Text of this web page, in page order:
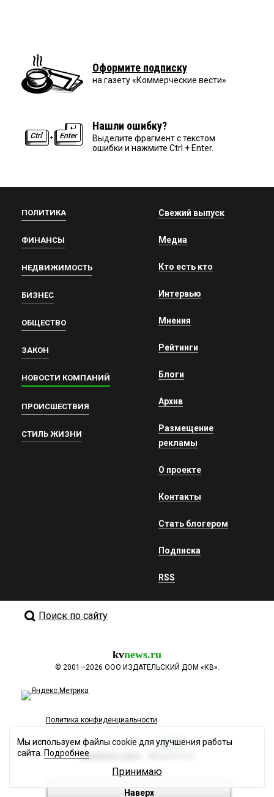
Оформите подписку
на газету «Коммерческие вести»
Нашли ошибку?
Выделите фрагмент с текстом
ошибки и нажмите Ctrl + Enter.
ПОЛИТИКА
ФИНАНСЫ
НЕДВИЖИМОСТЬ
БИЗНЕС
ОБЩЕСТВО
ЗАКОН
НОВОСТИ КОМПАНИЙ
ПРОИСШЕСТВИЯ
СТИЛЬ ЖИЗНИ
Свежий выпуск
Медиа
Кто есть кто
Интервью
Мнения
Рейтинги
Блоги
Архив
Размещение
рекламы
О проекте
Контакты
Стать блогером
Подписка
RSS
Поиск по сайту
kvnews.ru
© 2001—2026 ООО ИЗДАТЕЛЬСКИЙ ДОМ «КВ».
Политика конфиденциальности
Разработка сайта
Наверх
Мы используем файлы cookie для улучшения работы
сайта. Подробнее
Принимаю